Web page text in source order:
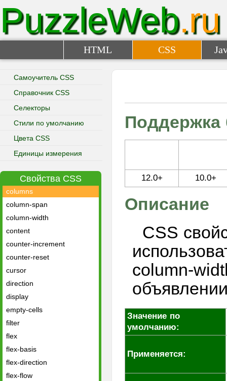
PuzzleWeb.ru
HTML CSS
Самоучитель CSS
Справочник CSS
Селекторы
Стили по умолчанию
Цвета CSS
Единицы измерения
Свойства CSS
border-width
bottom
box-shadow
caption-side
column-count
column-gap
column-rule
column-rule-color
column-rule-width
columns
column-span
column-width
content
counter-increment
counter-reset
cursor
direction
display
empty-cells
filter
flex
flex-basis
flex-direction
flex-flow
Поддержка
12.0+ 10.0+
Описание
CSS
column-
Значение по
умолчанию:
Применяется: